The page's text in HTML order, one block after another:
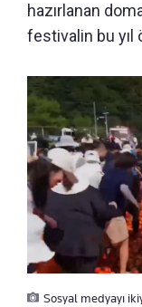
hazırlanan
festivalin bu yıl
Sosyal medyayı